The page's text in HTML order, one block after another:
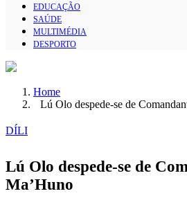
EDUCAÇÃO
SAÚDE
MULTIMÉDIA
DESPORTO
Home
Lú Olo despede-se de
DÍLI
Lú Olo despede-se de
Ma’Huno